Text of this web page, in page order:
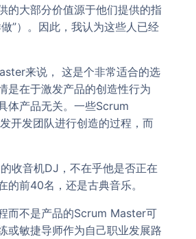
的大部分价值源于他们提供的指
”）。因此，我认为这些人已经
来说， 这是个非常适合的选
是在于激发产品的创造性行为
产品无关。一些Scrum
开发团队进行创造的过程，而
收音机DJ，不在乎他是否正在
的前40名，还是古典音乐。
而不是产品的Scrum Master可
或敏捷导师作为自己职业发展路